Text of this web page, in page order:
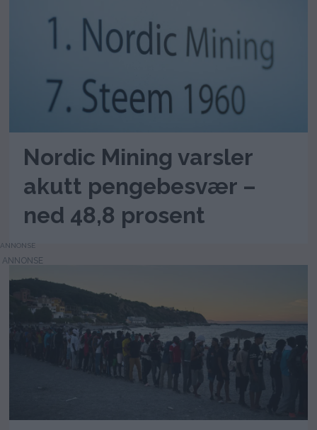
Nordic Mining varsler
akutt pengebesvær –
ned 48,8 prosent
ANNONSE